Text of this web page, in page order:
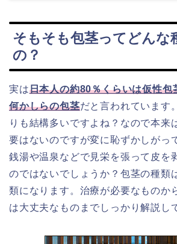
そもそも包茎ってどんな
の？
実は日本人の約80％くらいは仮性包
何かしらの包茎だと言われています
りも結構多いですよね？なので本来
要はないのですが変に恥ずかしがっ
銭湯や温泉などで見栄を張って皮を
のではないでしょうか？包茎の種類
類になります。治療が必要なものか
は大丈夫なものまでしっかり解説し